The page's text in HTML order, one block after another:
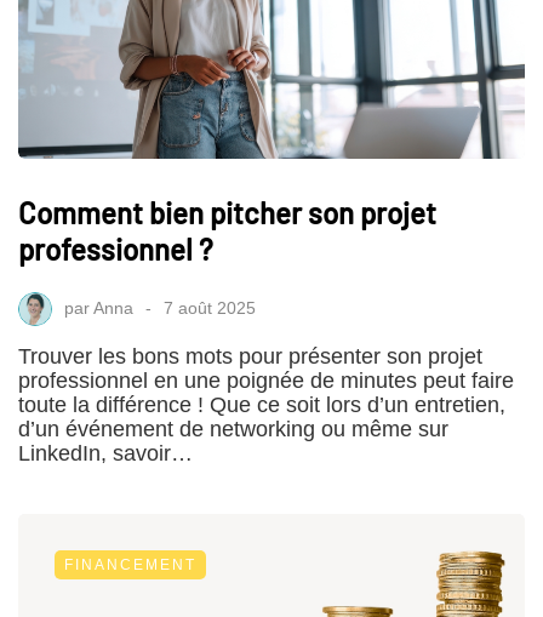
Comment bien pitcher son projet
professionnel ?
parAnna 7 août 2025
Trouver les bons mots pour présenter son projet
professionnel en une poignée de minutes peut faire
toute la différence ! Que ce soit lors d’un entretien,
d’un événement de networking ou même sur
LinkedIn, savoir…
FINANCEMENT